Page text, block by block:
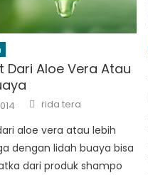
Dari Aloe Vera Atau
Author
rida tera
aloe vera atau lebih
dengan lidah buaya bisa
dari produk shampo